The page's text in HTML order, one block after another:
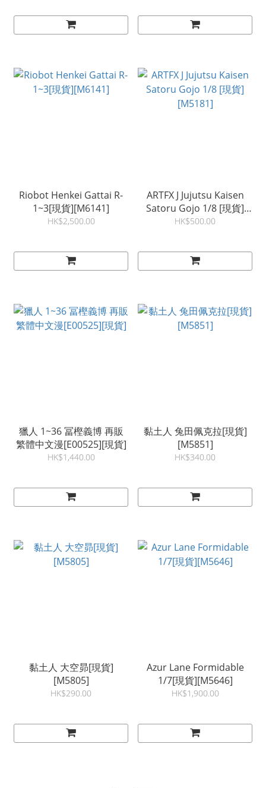
Riobot Henkei Gattai R-
1~3[現貨][M6141]
HK$2,500.00
ARTFX J Jujutsu Kaisen
Satoru Gojo 1/8 [現貨]
[M5181]
HK$500.00
獵人 1~36 冨樫義博 再販
繁體中文漫[E00525][現貨]
HK$1,440.00
黏土人 兔田佩克拉[現貨]
[M5851]
HK$340.00
黏土人 大空昴[現貨]
[M5805]
HK$290.00
Azur Lane Formidable
1/7[現貨][M5646]
HK$1,900.00